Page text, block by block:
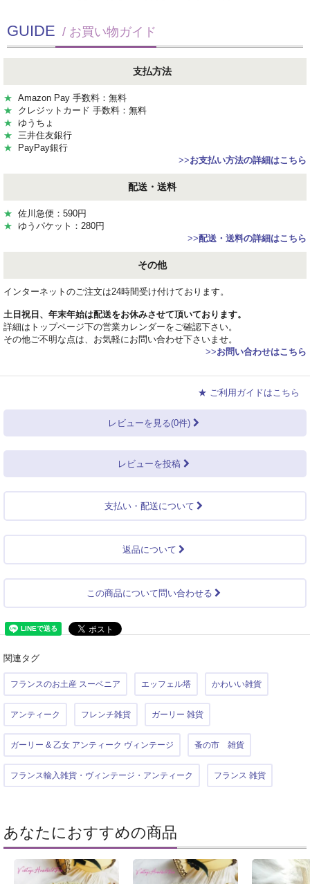
GUIDE / お買い物ガイド
支払方法
★ Amazon Pay 手数料：無料
★ クレジットカード 手数料：無料
★ ゆうちょ
★ 三井住友銀行
★ PayPay銀行
>>お支払い方法の詳細はこちら
配送・送料
★ 佐川急便：590円
★ ゆうパケット：280円
>>配送・送料の詳細はこちら
その他
インターネットのご注文は24時間受け付けております。
土日祝日、年末年始は配送をお休みさせて頂いております。
詳細はトップページ下の営業カレンダーをご確認下さい。
その他ご不明な点は、お気軽にお問い合わせ下さいませ。
>>お問い合わせはこちら
★ ご利用ガイドはこちら
レビューを見る(0件)
レビューを投稿
支払い・配送について
返品について
この商品について問い合わせる
関連タグ
フランスのお土産 スーベニア エッフェル塔 かわいい雑貨
アンティーク フレンチ雑貨 ガーリー 雑貨
ガーリー & 乙女 アンティーク ヴィンテージ 蚤の市 雑貨
フランス輸入雑貨・ヴィンテージ・アンティーク フランス 雑貨
あなたにおすすめの商品